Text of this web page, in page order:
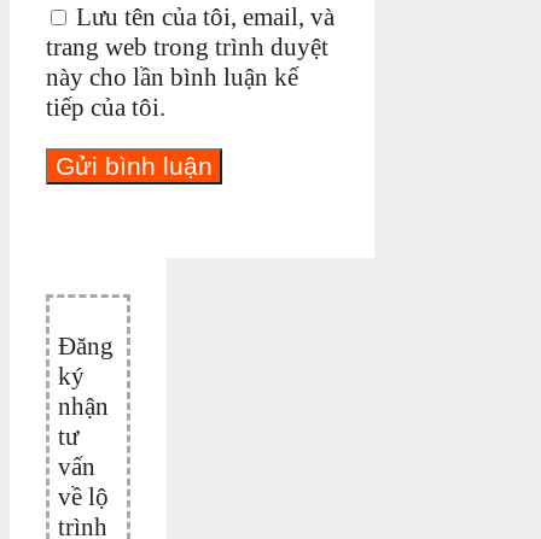
Lưu tên của tôi, email, và
trang web trong trình duyệt
này cho lần bình luận kế
tiếp của tôi.
Đăng
ký
nhận
tư
vấn
về lộ
trình